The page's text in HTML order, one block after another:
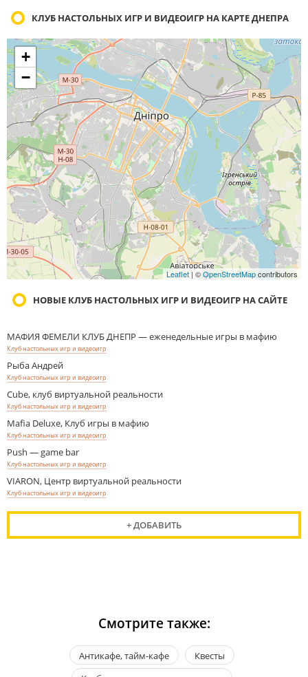
КЛУБ НАСТОЛЬНЫХ ИГР И ВИДЕОИГР НА КАРТЕ ДНЕПРА
+
−
Leaflet | ©OpenStreetMapcontributors
НОВЫЕ КЛУБ НАСТОЛЬНЫХ ИГР И ВИДЕОИГР НА САЙТЕ
МАФИЯ ФЕМЕЛИ КЛУБ ДНЕПР — еженедельные игры в мафию
Клуб настольных игр и видеоигр
Рыба Андрей
Клуб настольных игр и видеоигр
Cube, клуб виртуальной реальности
Клуб настольных игр и видеоигр
Mafia Deluxe, Клуб игры в мафию
Клуб настольных игр и видеоигр
Push — game bar
Клуб настольных игр и видеоигр
VIARON, Центр виртуальной реальности
Клуб настольных игр и видеоигр
+ ДОБАВИТЬ
Смотрите также:
Антикафе, тайм-кафе
Квесты